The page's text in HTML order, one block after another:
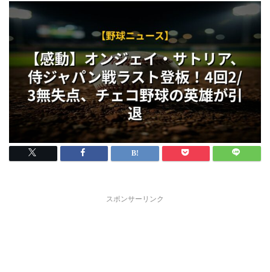
スポンサーリンク